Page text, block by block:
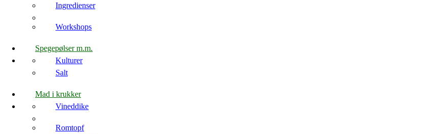
Ingredienser
Workshops
Spegepølser m.m.
Kulturer
Salt
Mad i krukker
Vineddike
Romtopf